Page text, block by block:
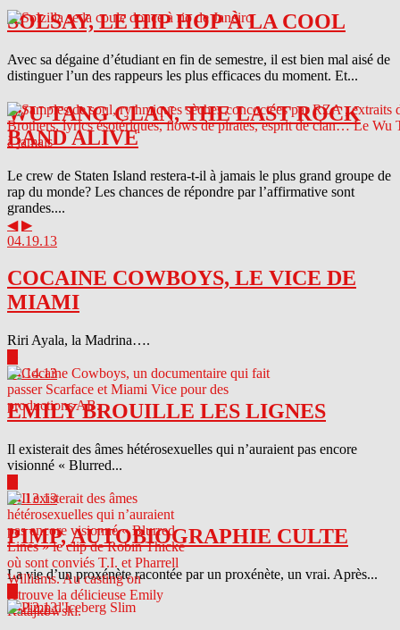
SOLSAY, LE HIP HOP À LA COOL
Avec sa dégaine d’étudiant en fin de semestre, il est bien mal aisé de
distinguer l’un des rappeurs les plus efficaces du moment. Et...
WU TANG CLAN, THE LAST ROCK
BAND ALIVE
Le crew de Staten Island restera-t-il à jamais le plus grand groupe de
rap du monde? Les chances de répondre par l’affirmative sont
grandes....
◀ ▶
04.19.13
COCAINE COWBOYS, LE VICE DE
MIAMI
Riri Ayala, la Madrina….
04.14.13
EMILY BROUILLE LES LIGNES
Il existerait des âmes hétérosexuelles qui n’auraient pas encore
visionné « Blurred...
04.13.13
PIMP, AUTOBIOGRAPHIE CULTE
La vie d’un proxénète racontée par un proxénète, un vrai. Après...
04.12.13